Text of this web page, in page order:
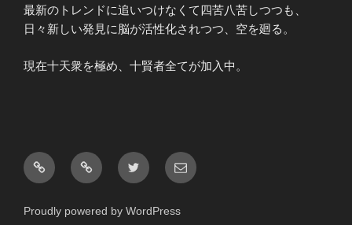
最新のトレンドに追いつけなくて四苦八苦しつつも、
日々新しい発見に脳が活性化されつつ、空を廻る。
現在十天衆を極め、十賢者全てが加入中。
ア
ビ
お
問
Twitter
メ
ー
Proudly powered by WordPress